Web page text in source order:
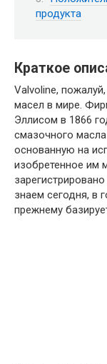
продукта
Краткое
Valvoline,
масел в мире.
Эллисом в 1866
смазочного масла
основанную на
изобретенное им
знаем сегодня, в
прежнему